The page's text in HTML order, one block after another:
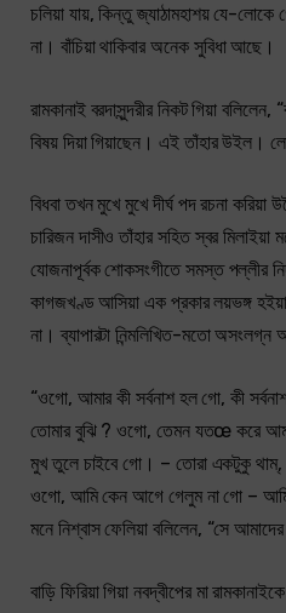
চলিয়া যায়, কিন্তু জ্যাঠামহাশয় যে-লোকে
না। বাঁচিয়া থাকিবার অনেক সুবিধা আছে।
রামকানাই বরদাসুন্দরীর নিকট গিয়া
বিষয় দিয়া গিয়াছেন। এই তাঁহার উইল।
বিধবা তখন মুখে মুখে দীর্ঘ পদ রচনা করিয়া
চারিজন দাসীও তাঁহার সহিত স্বর মিলাইয়া
যোজনাপূর্বক শোকসংগীতে সমস্ত পল্লীর
কাগজখণ্ড আসিয়া এক প্রকার লয়ভঙ্গ
না। ব্যাপারটা নিন্মলিখিত-মতো অসংলগ্ন
“ওগো, আমার কী সর্বনাশ হল গো, কী
তোমার বুঝি ? ওগো, তেমন যতœ করে
মুখ তুলে চাইবে গো। – তোরা একটুকু থাম্,
ওগো, আমি কেন আগে গেলুম না গো – আমি
মনে নিশ্বাস ফেলিয়া বলিলেন, “সে
বাড়ি ফিরিয়া গিয়া নবদ্বীপের মা